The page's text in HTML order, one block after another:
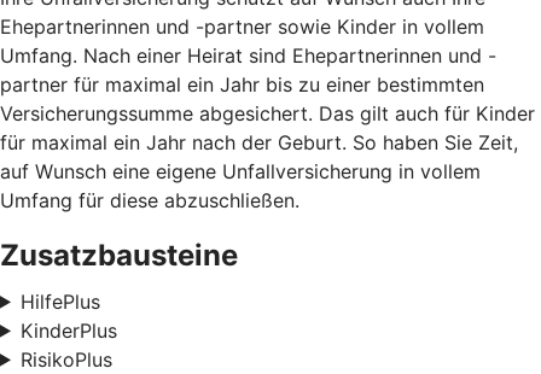
Ehepartnerinnen und -partner sowie Kinder in vollem
Umfang. Nach einer Heirat sind Ehepartnerinnen und -
partner für maximal ein Jahr bis zu einer bestimmten
Versicherungssumme abgesichert. Das gilt auch für Kinder
für maximal ein Jahr nach der Geburt. So haben Sie Zeit,
auf Wunsch eine eigene Unfallversicherung in vollem
Umfang für diese abzuschließen.
Zusatzbausteine
HilfePlus
KinderPlus
RisikoPlus